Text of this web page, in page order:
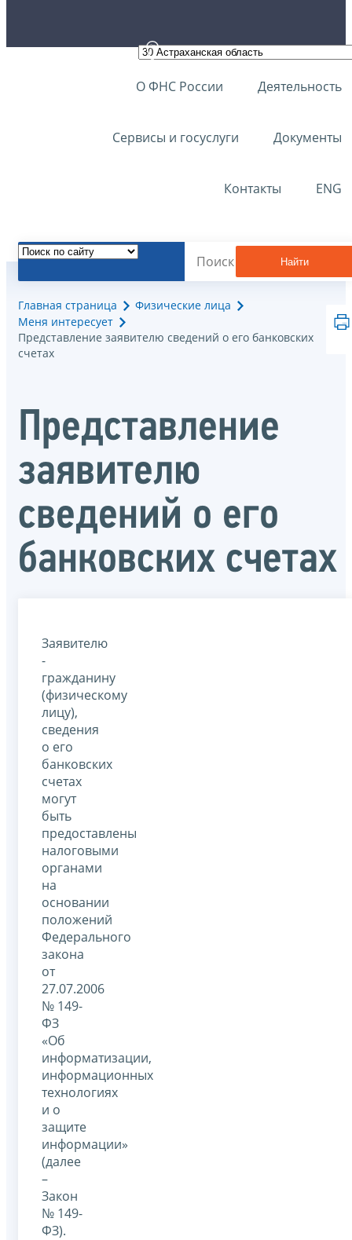
О ФНС России Деятельность
Сервисы и госуслуги Документы
Контакты ENG
Найти
Главная страница
Физические лица
Меня интересует
Представление заявителю сведений о его банковских
счетах
Представление
заявителю
сведений о его
банковских счетах
Заявителю
-
гражданину
(физическому
лицу),
сведения
о его
банковских
счетах
могут
быть
предоставлены
налоговыми
органами
на
основании
положений
Федерального
закона
от
27.07.2006
№ 149-
ФЗ
«Об
информатизации,
информационных
технологиях
и о
защите
информации»
(далее
–
Закон
№ 149-
ФЗ).